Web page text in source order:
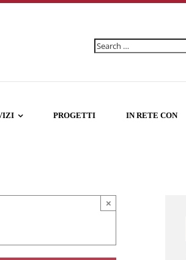
Ricerca
PROGETTI IN RETE CON
×